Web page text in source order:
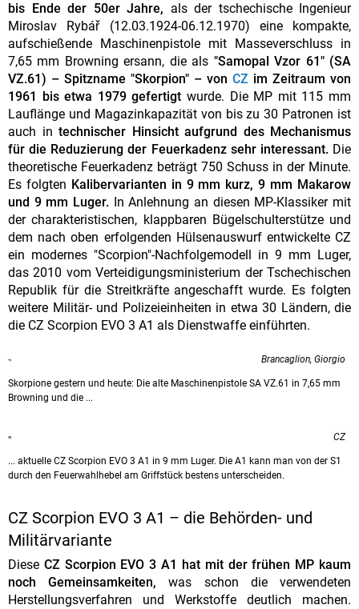
bis Ende der 50er Jahre, als der tschechische Ingenieur
Miroslav Rybář (12.03.1924-06.12.1970) eine kompakte,
aufschießende Maschinenpistole mit Masseverschluss in
7,65 mm Browning ersann, die als "Samopal Vzor 61" (SA
VZ.61) – Spitzname "Skorpion" – von CZ im Zeitraum von
1961 bis etwa 1979 gefertigt wurde. Die MP mit 115 mm
Lauflänge und Magazinkapazität von bis zu 30 Patronen ist
auch in technischer Hinsicht aufgrund des Mechanismus
für die Reduzierung der Feuerkadenz sehr interessant.Die
theoretische Feuerkadenz beträgt 750 Schuss in der Minute.
Es folgten Kalibervarianten in 9 mm kurz, 9 mm Makarow
und 9 mm Luger. In Anlehnung an diesen MP-Klassiker mit
der charakteristischen, klappbaren Bügelschulterstütze und
dem nach oben erfolgenden Hülsenauswurf entwickelte CZ
ein modernes "Scorpion"-Nachfolgemodell in 9 mm Luger,
das 2010 vom Verteidigungsministerium der Tschechischen
Republik für die Streitkräfte angeschafft wurde. Es folgten
weitere Militär- und Polizeieinheiten in etwa 30 Ländern, die
die CZ Scorpion EVO 3 A1 als Dienstwaffe einführten.
Brancaglion, Giorgio
Skorpione gestern und heute: Die alte Maschinenpistole SA VZ.61 in 7,65 mm
Browning und die ...
CZ
... aktuelle CZ Scorpion EVO 3 A1 in 9 mm Luger. Die A1 kann man von der S1
durch den Feuerwahlhebel am Griffstück bestens unterscheiden.
CZ Scorpion EVO 3 A1 – die Behörden- und
Militärvariante
Diese CZ Scorpion EVO 3 A1 hat mit der frühen MP kaum
noch Gemeinsamkeiten, was schon die verwendeten
Herstellungsverfahren und Werkstoffe deutlich machen.